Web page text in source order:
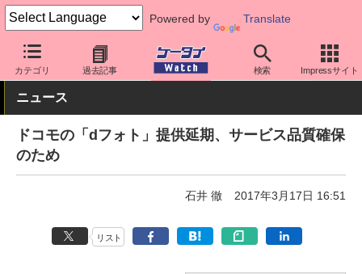
Powered by Translate
カテゴリ 過去記事 検索 Impressサイト
ケータイ Watch キャリア ドコモ アプリ・サービス
ニュース
ドコモの「dフォト」提供延期、サービス品質確保
のため
石井 徹 2017年3月17日 16:51
リスト